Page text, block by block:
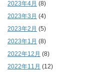
2023年4月 (8)
2023年3月 (4)
2023年2月 (5)
2023年1月 (8)
2022年12月 (8)
2022年11月 (12)